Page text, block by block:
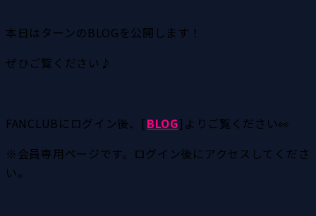
本日はターンのBLOGを公開します！
ぜひご覧ください♪
FANCLUBにログイン後、[BLOG]よりご覧ください👀
※会員専用ページです。ログイン後にアクセスしてくださ
い。